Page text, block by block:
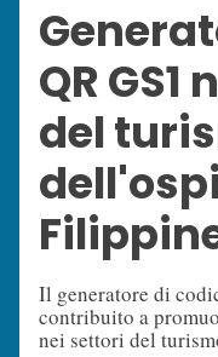
QR
del
Il generatore di
contribuito a
nei settori del